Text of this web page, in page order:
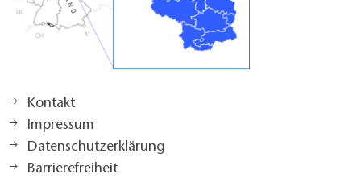
Kontakt
Impressum
Datenschutzerklärung
Barrierefreiheit